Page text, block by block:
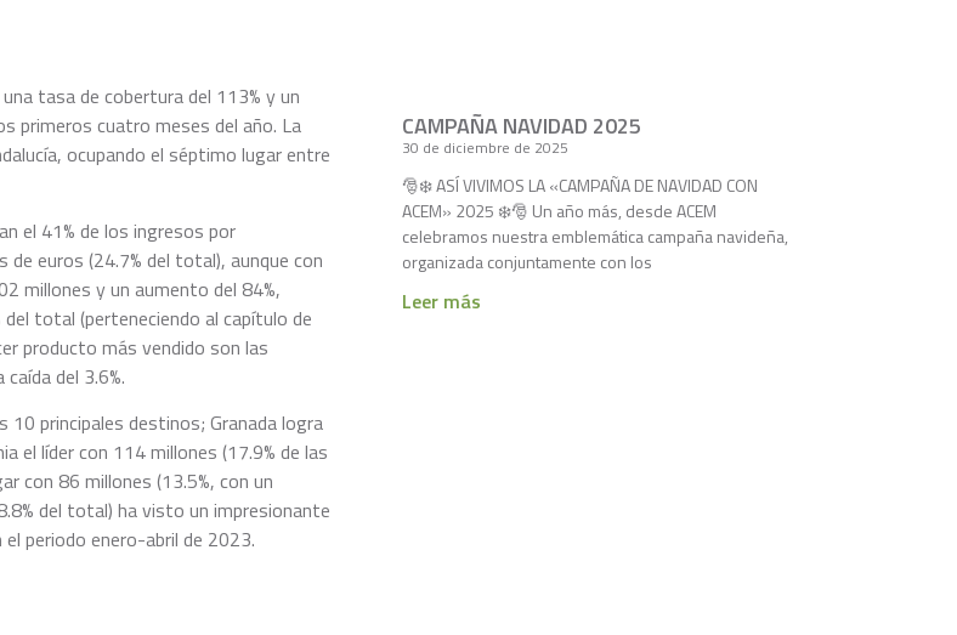
tasa de cobertura del 113% y un
primeros cuatro meses del año. La
ocupando el séptimo lugar entre
el 41% de los ingresos por
euros (24.7% del total), aunque con
millones y un aumento del 84%,
total (perteneciendo al capítulo de
producto más vendido son las
del 3.6%.
principales destinos; Granada logra
el líder con 114 millones (17.9% de las
con 86 millones (13.5%, con un
del total) ha visto un impresionante
periodo enero-abril de 2023.
CAMPAÑA NAVIDAD 2025
30 de diciembre de 2025
🎅❄️ ASÍ VIVIMOS LA «CAMPAÑA DE NAVIDAD CON
ACEM» 2025 ❄️🎅 Un año más, desde ACEM
celebramos nuestra emblemática campaña navideña,
organizada conjuntamente con los
Leer más